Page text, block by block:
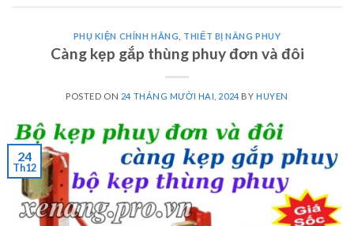
PHỤ KIỆN CHÍNH HÃNG THIẾT BỊ NÂNG PHUY
Càng kẹp gắp thùng phuy đơn và đôi
POSTED ON 24 THÁNG MƯỜI HAI, 2024 BY HUYEN
24
Th12